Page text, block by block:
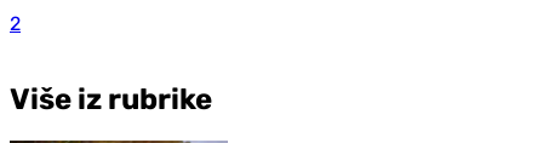
2
Više iz rubrike